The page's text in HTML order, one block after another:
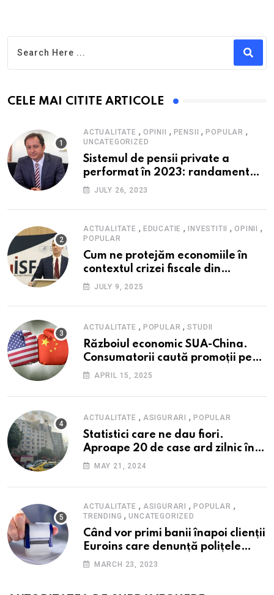
CELE MAI CITITE ARTICOLE
ACTUALITATE , OPINII , PENSII ,POPULAR ,
UNCATEGORIZED
Sistemul de pensii private a
performat în 2023: randament
peste inflație, active și plăți la
cadrul ofertei Hidroelectrica,
reziliența la crize
JULY 26, 2023
ACTUALITATE , EDUCATIE , INVESTITII ,OPINII ,
POPULAR
Cum ne protejăm economiile în
contextul crizei fiscale din
România- Valentin Ionescu,
Financiare (ISF)
JULY 9, 2025
ACTUALITATE , POPULAR ,STUDII
Războiul economic SUA-China.
Consumatorii caută promoții pe
fondul scumpirilor, mai ales la
APRIL 15, 2025
ACTUALITATE , ASIGURARI ,POPULAR
Statistici care ne dau fiori.
Aproape 20 de case ard zilnic în
România, iar pagubele au
nici 40 de lei pe lună
MAY 21, 2024
ACTUALITATE , ASIGURARI ,POPULAR ,
TRENDING ,UNCATEGORIZED
Când vor primi banii înapoi clienții
Euroins care denunță polițele
RCA? Toți pașii și toate termenele
MARCH 23, 2023